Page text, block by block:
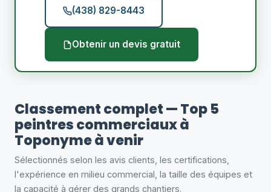
(438) 829-8443
Obtenir un devis gratuit
Classement complet — Top 5
peintres commerciaux à
Toponyme à venir
Sélectionnés selon les avis clients, les certifications,
l'expérience en milieu commercial, la taille des équipes et
la capacité à gérer des grands chantiers.